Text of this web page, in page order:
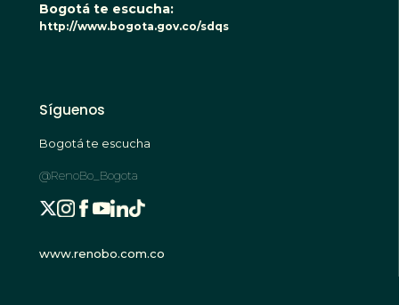
Bogotá te escucha:
http://www.bogota.gov.co/sdqs
Síguenos
Bogotá te escucha
@RenoBo_Bogota
www.renobo.com.co